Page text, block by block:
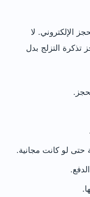
الإلكتروني. لا
تذكرة التزلج بدل
لو كانت مجانية.